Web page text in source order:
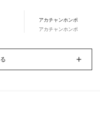
アカチャンホンポ
アカチャンホンポ